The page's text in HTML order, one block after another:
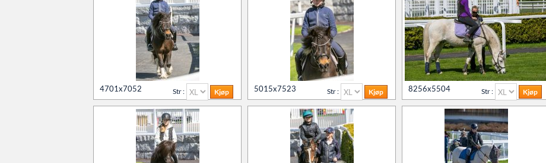
4701x7052 Str : 5015x7523 Str : 8256x5504 Str :